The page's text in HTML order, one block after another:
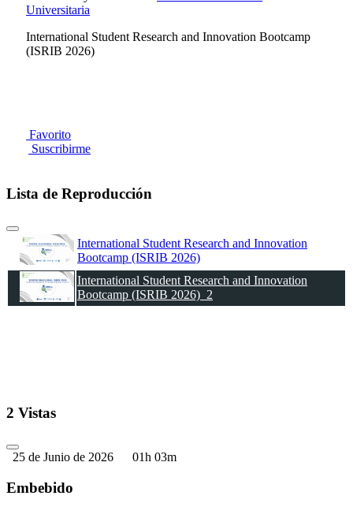
Universitaria
International Student Research and Innovation Bootcamp
(ISRIB 2026)
Favorito
Suscribirme
Lista de Reproducción
International Student Research and Innovation
Bootcamp (ISRIB 2026)
International Student Research and Innovation
Bootcamp (ISRIB 2026)_2
2 Vistas
25 de Junio de 2026 01h 03m
Embebido